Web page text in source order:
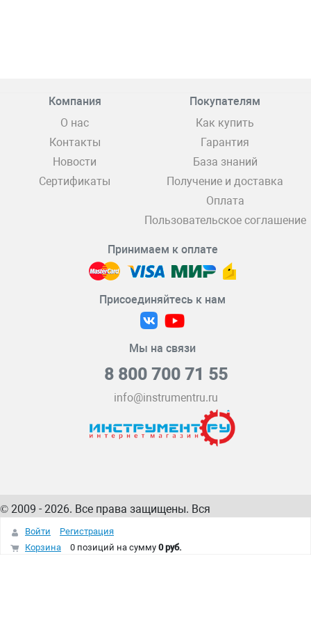
Компания
О нас
Контакты
Новости
Сертификаты
Покупателям
Как купить
Гарантия
База знаний
Получение и доставка
Оплата
Пользовательское соглашение
Принимаем к оплате
Присоединяйтесь к нам
Мы на связи
8 800 700 71 55
info@instrumentru.ru
© 2009 - 2026. Все права защищены. Вся
информация на сайте – собственность
интернет-магазина
Войти
Регистрация
Корзина
0 позиций на сумму 0 руб.